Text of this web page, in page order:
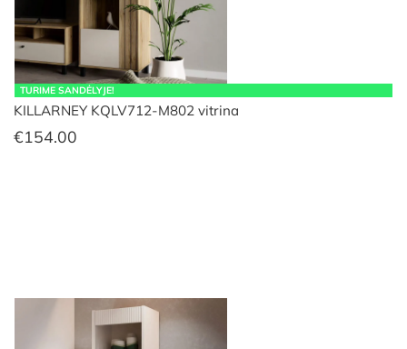
TURIME SANDĖLYJE!
KILLARNEY KQLV712-M802 vitrina
€154.00